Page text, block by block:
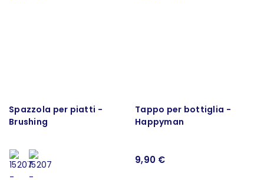
Spazzola per piatti -
Brushing
Tappo per bottiglia -
Happyman
9,90 €